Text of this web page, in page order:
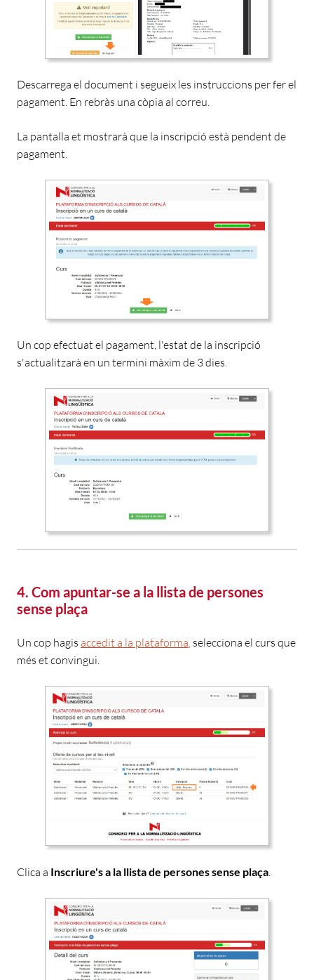
Descarrega el document i segueix les instruccions per fer el
pagament. En rebràs una còpia al correu.
La pantalla et mostrarà que la inscripció està pendent de
pagament.
Un cop efectuat el pagament, l'estat de la inscripció
s'actualitzarà en un termini màxim de 3 dies.
4. Com apuntar-se a la llista de persones
sense plaça
Un cop hagis accedit a la plataforma, selecciona el curs que
més et convingui.
Clica a Inscriure's a la llista de persones sense plaça.